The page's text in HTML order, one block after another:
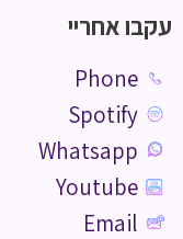
עקבו אחריי
Phone
Spotify
Whatsapp
Youtube
Email